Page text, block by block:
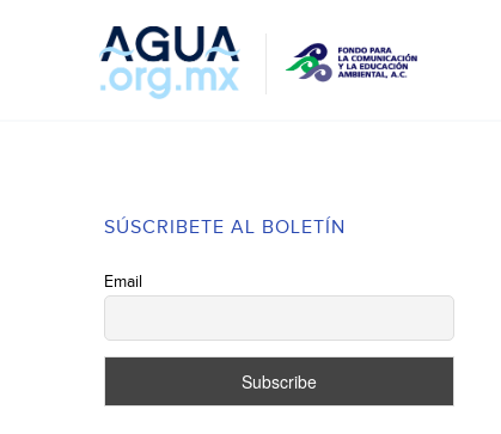
SÚSCRIBETE AL BOLETÍN
Email